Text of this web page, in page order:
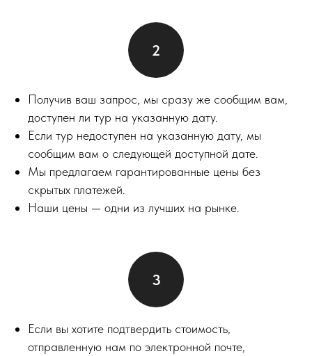
Получив ваш запрос, мы сразу же сообщим вам,
доступен ли тур на указанную дату.
Если тур недоступен на указанную дату, мы
сообщим вам о следующей доступной дате.
Мы предлагаем гарантированные цены без
скрытых платежей.
Наши цены — одни из лучших на рынке.
Если вы хотите подтвердить стоимость,
отправленную нам по электронной почте,